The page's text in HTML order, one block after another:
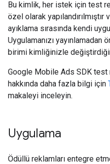
Bu kimlik, her istek için test
özel olarak
ayıklama sırasında kendi
Uygulamanızı
birimi kimliğinizle
Google Mobile Ads SDK test
hakkında daha fazla bilgi için
makaleyi inceleyin.
Uygulama
Ödüllü reklamları entegre